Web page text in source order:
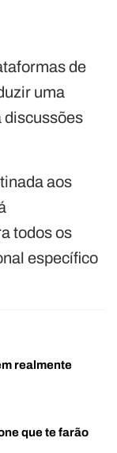
de
uma
discussões
aos
todos os
específico
realmente
que te farão